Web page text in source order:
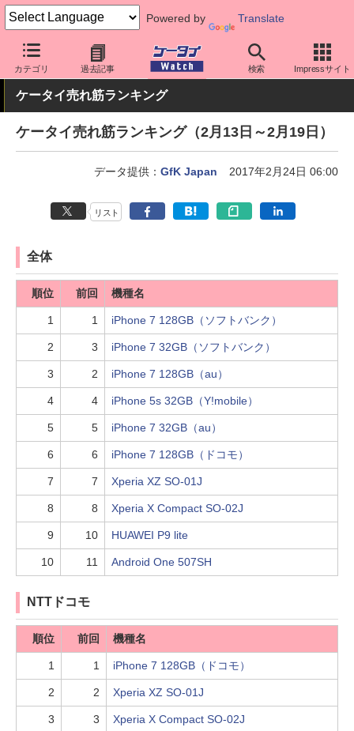
Powered by Translate
カテゴリ 過去記事 検索 Impressサイト
ケータイ Watch 業界動向 調査
ケータイ売れ筋ランキング
ケータイ売れ筋ランキング（2月13日～2月19日）
データ提供：GfK Japan 2017年2月24日 06:00
リスト
全体
順位 前回 機種名
1 1 iPhone 7 128GB（ソフトバンク）
2 3 iPhone 7 32GB（ソフトバンク）
3 2 iPhone 7 128GB（au）
4 4 iPhone 5s 32GB（Y!mobile）
5 5 iPhone 7 32GB（au）
6 6 iPhone 7 128GB（ドコモ）
7 7 Xperia XZ SO-01J
8 8 Xperia X Compact SO-02J
9 10 HUAWEI P9 lite
10 11 Android One 507SH
NTTドコモ
順位 前回 機種名
1 1 iPhone 7 128GB（ドコモ）
2 2 Xperia XZ SO-01J
3 3 Xperia X Compact SO-02J